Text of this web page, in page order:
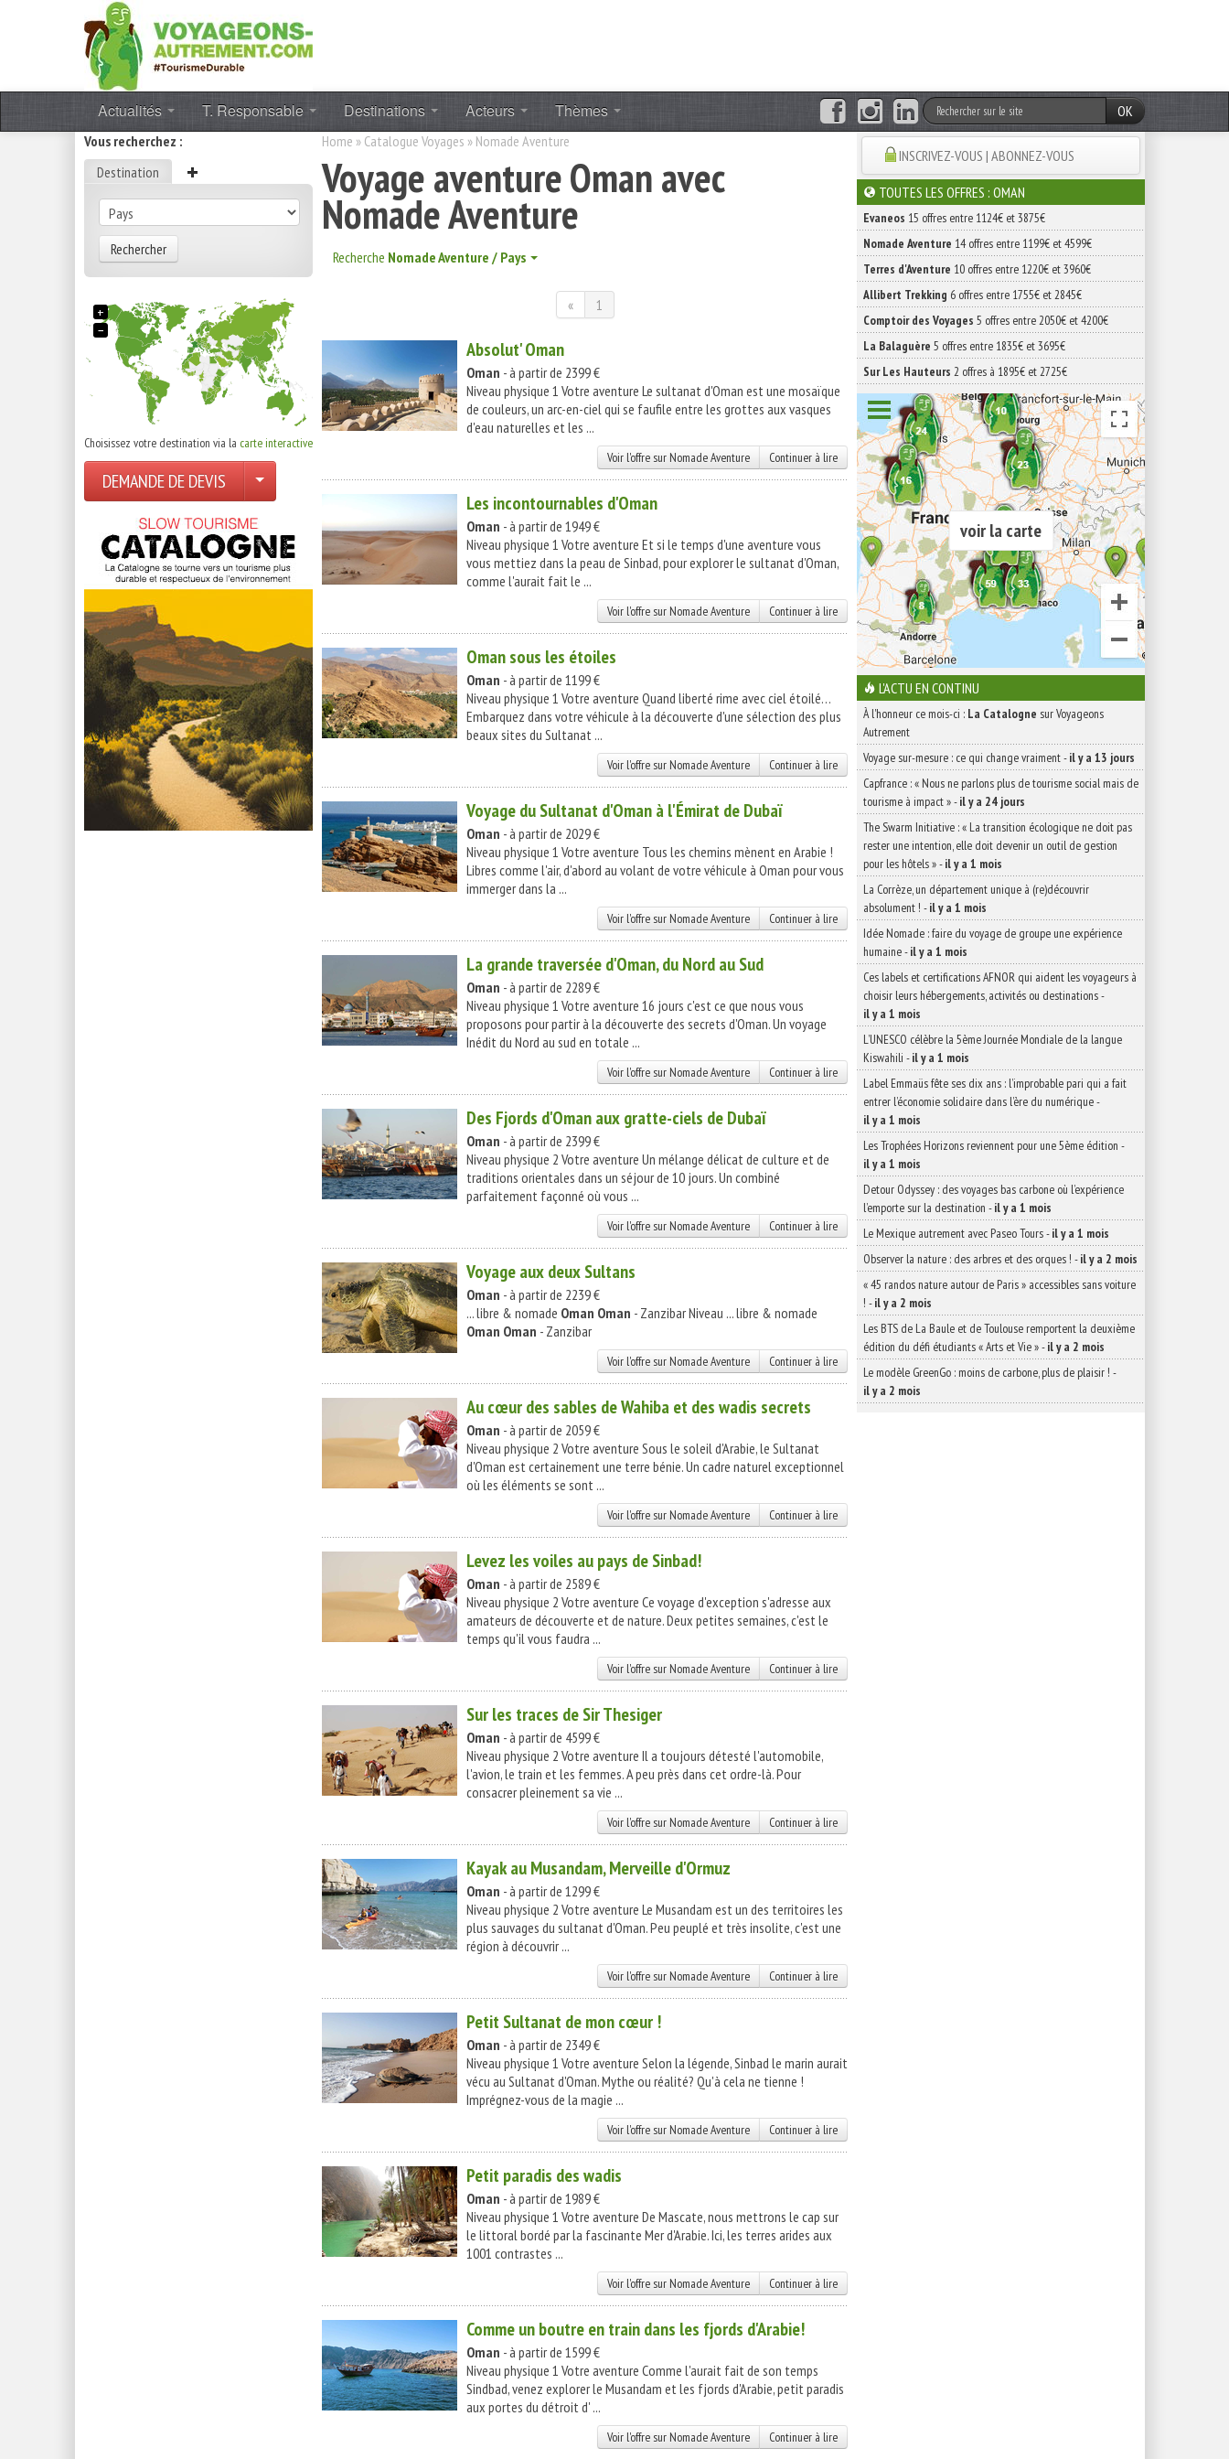
Actualités T. Responsable Destinations Acteurs Thèmes
OK
Vous recherchez :
Destination
Rechercher
+
−
Choisissez votre destination via la carte interactive
DEMANDE DE DEVIS
Home » Catalogue Voyages » Nomade Aventure
Voyage aventure Oman avec
Nomade Aventure
Recherche Nomade Aventure / Pays
« 1
Absolut' Oman
Oman - à partir de 2399 €
Niveau physique 1 Votre aventure Le sultanat d'Oman est une mosaïque
de couleurs, un arc-en-ciel qui se faufile entre les grottes aux vasques
d'eau naturelles et les ...
Voir l'offre sur Nomade Aventure Continuer à lire
Les incontournables d'Oman
Oman - à partir de 1949 €
Niveau physique 1 Votre aventure Et si le temps d'une aventure vous
vous mettiez dans la peau de Sinbad, pour explorer le sultanat d'Oman,
comme l'aurait fait le ...
Voir l'offre sur Nomade Aventure Continuer à lire
Oman sous les étoiles
Oman - à partir de 1199 €
Niveau physique 1 Votre aventure Quand liberté rime avec ciel étoilé…
Embarquez dans votre véhicule à la découverte d'une sélection des plus
beaux sites du Sultanat ...
Voir l'offre sur Nomade Aventure Continuer à lire
Voyage du Sultanat d'Oman à l'Émirat de Dubaï
Oman - à partir de 2029 €
Niveau physique 1 Votre aventure Tous les chemins mènent en Arabie !
Libres comme l'air, d'abord au volant de votre véhicule à Oman pour vous
immerger dans la ...
Voir l'offre sur Nomade Aventure Continuer à lire
La grande traversée d'Oman, du Nord au Sud
Oman - à partir de 2289 €
Niveau physique 1 Votre aventure 16 jours c'est ce que nous vous
proposons pour partir à la découverte des secrets d'Oman. Un voyage
Inédit du Nord au sud en totale ...
Voir l'offre sur Nomade Aventure Continuer à lire
Des Fjords d'Oman aux gratte-ciels de Dubaï
Oman - à partir de 2399 €
Niveau physique 2 Votre aventure Un mélange délicat de culture et de
traditions orientales dans un séjour de 10 jours. Un combiné
parfaitement façonné où vous ...
Voir l'offre sur Nomade Aventure Continuer à lire
Voyage aux deux Sultans
Oman - à partir de 2239 €
... libre & nomade Oman Oman - Zanzibar Niveau ... libre & nomade
Oman Oman - Zanzibar
Voir l'offre sur Nomade Aventure Continuer à lire
Au cœur des sables de Wahiba et des wadis secrets
Oman - à partir de 2059 €
Niveau physique 2 Votre aventure Sous le soleil d'Arabie, le Sultanat
d'Oman est certainement une terre bénie. Un cadre naturel exceptionnel
où les éléments se sont ...
Voir l'offre sur Nomade Aventure Continuer à lire
Levez les voiles au pays de Sinbad!
Oman - à partir de 2589 €
Niveau physique 2 Votre aventure Ce voyage d'exception s'adresse aux
amateurs de découverte et de nature. Deux petites semaines, c'est le
temps qu'il vous faudra ...
Voir l'offre sur Nomade Aventure Continuer à lire
Sur les traces de Sir Thesiger
Oman - à partir de 4599 €
Niveau physique 2 Votre aventure Il a toujours détesté l'automobile,
l'avion, le train et les femmes. A peu près dans cet ordre-là. Pour
consacrer pleinement sa vie ...
Voir l'offre sur Nomade Aventure Continuer à lire
Kayak au Musandam, Merveille d'Ormuz
Oman - à partir de 1299 €
Niveau physique 2 Votre aventure Le Musandam est un des territoires les
plus sauvages du sultanat d'Oman. Peu peuplé et très insolite, c'est une
région à découvrir ...
Voir l'offre sur Nomade Aventure Continuer à lire
Petit Sultanat de mon cœur !
Oman - à partir de 2349 €
Niveau physique 1 Votre aventure Selon la légende, Sinbad le marin aurait
vécu au Sultanat d'Oman. Mythe ou réalité? Qu'à cela ne tienne !
Imprégnez-vous de la magie ...
Voir l'offre sur Nomade Aventure Continuer à lire
Petit paradis des wadis
Oman - à partir de 1989 €
Niveau physique 1 Votre aventure De Mascate, nous mettrons le cap sur
le littoral bordé par la fascinante Mer d'Arabie. Ici, les terres arides aux
1001 contrastes ...
Voir l'offre sur Nomade Aventure Continuer à lire
Comme un boutre en train dans les fjords d'Arabie!
Oman - à partir de 1599 €
Niveau physique 1 Votre aventure Comme l'aurait fait de son temps
Sindbad, venez explorer le Musandam et les fjords d'Arabie, petit paradis
aux portes du détroit d' ...
Voir l'offre sur Nomade Aventure Continuer à lire
INSCRIVEZ-VOUS | ABONNEZ-VOUS
TOUTES LES OFFRES : OMAN
Evaneos 15 offres entre 1124€ et 3875€
Nomade Aventure 14 offres entre 1199€ et 4599€
Terres d'Aventure 10 offres entre 1220€ et 3960€
Allibert Trekking 6 offres entre 1755€ et 2845€
Comptoir des Voyages 5 offres entre 2050€ et 4200€
La Balaguère 5 offres entre 1835€ et 3695€
Sur Les Hauteurs 2 offres à 1895€ et 2725€
voir la carte
L'ACTU EN CONTINU
À l'honneur ce mois-ci : La Catalogne sur Voyageons
Autrement
Voyage sur-mesure : ce qui change vraiment-il y a 13 jours
Capfrance : « Nous ne parlons plus de tourisme social mais de
tourisme à impact »-il y a 24 jours
The Swarm Initiative : « La transition écologique ne doit pas
rester une intention, elle doit devenir un outil de gestion
pour les hôtels »-il y a 1 mois
La Corrèze, un département unique à (re)découvrir
absolument ! -il y a 1 mois
Idée Nomade : faire du voyage de groupe une expérience
humaine-il y a 1 mois
Ces labels et certifications AFNOR qui aident les voyageurs à
choisir leurs hébergements, activités ou destinations-
il y a 1 mois
L’UNESCO célèbre la 5ème Journée Mondiale de la langue
Kiswahili -il y a 1 mois
Label Emmaüs fête ses dix ans : l’improbable pari qui a fait
entrer l’économie solidaire dans l’ère du numérique-
il y a 1 mois
Les Trophées Horizons reviennent pour une 5ème édition -
il y a 1 mois
Detour Odyssey : des voyages bas carbone où l’expérience
l’emporte sur la destination -il y a 1 mois
Le Mexique autrement avec Paseo Tours-il y a 1 mois
Observer la nature : des arbres et des orques ! -il y a 2 mois
« 45 randos nature autour de Paris » accessibles sans voiture
! -il y a 2 mois
Les BTS de La Baule et de Toulouse remportent la deuxième
édition du défi étudiants « Arts et Vie »-il y a 2 mois
Le modèle GreenGo : moins de carbone, plus de plaisir ! -
il y a 2 mois